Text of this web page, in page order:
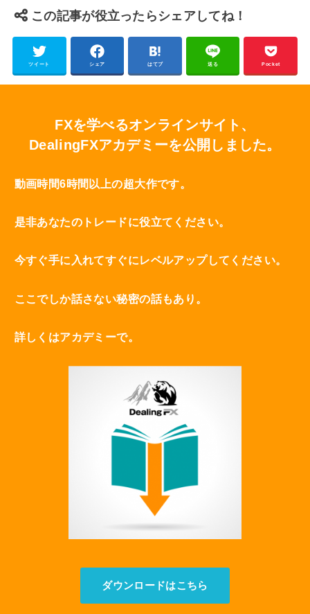
この記事が役立ったらシェアしてね！
ツイート シェア はてブ 送る Pocket
FXを学べるオンラインサイト、
DealingFXアカデミーを公開しました。
動画時間6時間以上の超大作です。
是非あなたのトレードに役立てください。
今すぐ手に入れてすぐにレベルアップしてください。
ここでしか話さない秘密の話もあり。
詳しくはアカデミーで。
ダウンロードはこちら